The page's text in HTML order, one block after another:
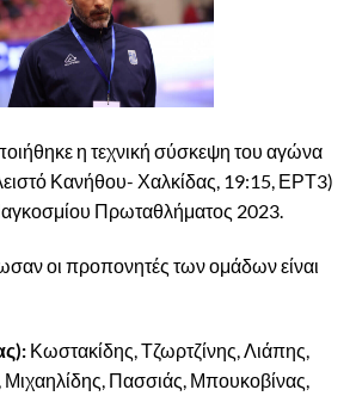
η τεχνική σύσκεψη του αγώνα
Κανήθου- Χαλκίδας, 19:15, ΕΡΤ3)
Πρωταθλήματος 2023.
οι προπονητές των ομάδων είναι
Κωστακίδης, Τζωρτζίνης, Λιάπης,
Πασσιάς, Μπουκοβίνας,